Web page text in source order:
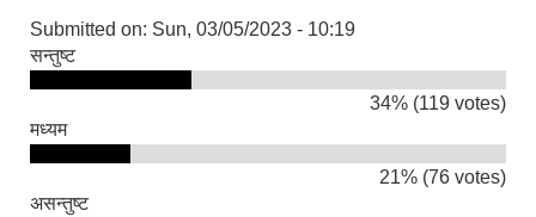
Submitted on: Sun, 03/05/2023 - 10:19
सन्तुष्ट
34% (119 votes)
मध्यम
21% (76 votes)
असन्तुष्ट